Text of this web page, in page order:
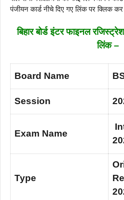
पंजीयन कार्ड नीचे दिए गए लिंक पर क्लिक
बिहार बोर्ड इंटर फाइनल
लिंक –
Board Name
Session
Exam Name
Type